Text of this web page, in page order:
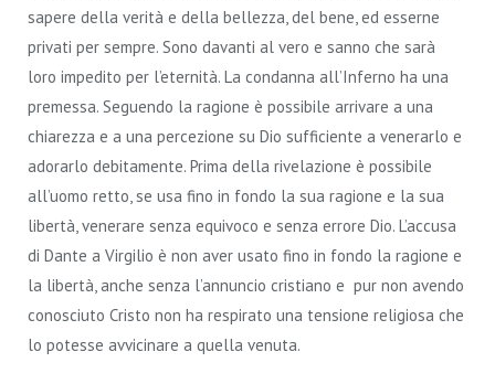
sapere della verità e della bellezza, del bene, ed esserne
privati per sempre. Sono davanti al vero e sanno che sarà
loro impedito per l’eternità. La condanna all’Inferno ha una
premessa. Seguendo la ragione è possibile arrivare a una
chiarezza e a una percezione su Dio sufficiente a venerarlo e
adorarlo debitamente. Prima della rivelazione è possibile
all’uomo retto, se usa fino in fondo la sua ragione e la sua
libertà, venerare senza equivoco e senza errore Dio. L’accusa
di Dante a Virgilio è non aver usato fino in fondo la ragione e
la libertà, anche senza l’annuncio cristiano e pur non avendo
conosciuto Cristo non ha respirato una tensione religiosa che
lo potesse avvicinare a quella venuta.